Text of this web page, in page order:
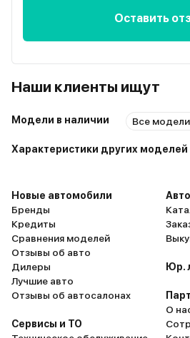
Оставить
Наши клиенты ищут
Модели в наличии Все
Характеристики других моделей
Новые автомобили
Бренды
Кредиты
Сравнения моделей
Отзывы об авто
Дилеры
Лучшие авто
Отзывы об автосалонах
Сервисы и ТО
Юр.
О